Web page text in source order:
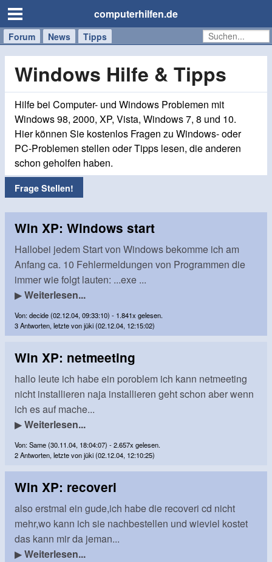
computerhilfen.de
Forum News Tipps
Handy
Windows
Mac
Windows Hilfe & Tipps
Hilfe bei Computer- und Windows Problemen mit
Windows 98, 2000, XP, Vista, Windows 7, 8 und 10.
Hier können Sie kostenlos Fragen zu Windows- oder
PC-Problemen stellen oder Tipps lesen, die anderen
schon geholfen haben.
Frage Stellen!
Win XP: Windows start
Hallobei jedem Start von Windows bekomme ich am
Anfang ca. 10 Fehlermeldungen von Programmen die
immer wie folgt lauten: ...exe ...
▶Weiterlesen...
Von: decide (02.12.04, 09:33:10) - 1.841x gelesen.
3 Antworten, letzte von jüki (02.12.04, 12:15:02)
Win XP: netmeeting
hallo leute ich habe ein poroblem ich kann netmeeting
nicht installieren naja installieren geht schon aber wenn
ich es auf mache...
▶Weiterlesen...
Von: Same (30.11.04, 18:04:07) - 2.657x gelesen.
2 Antworten, letzte von jüki (02.12.04, 12:10:25)
Win XP: recoveri
also erstmal ein gude,ich habe die recoveri cd nicht
mehr,wo kann ich sie nachbestellen und wieviel kostet
das kann mir da jeman...
▶Weiterlesen...